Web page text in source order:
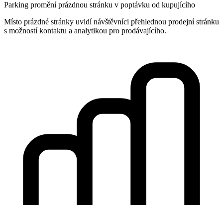
Parking promění prázdnou stránku v poptávku od kupujícího
Místo prázdné stránky uvidí návštěvníci přehlednou prodejní stránku
s možností kontaktu a analytikou pro prodávajícího.